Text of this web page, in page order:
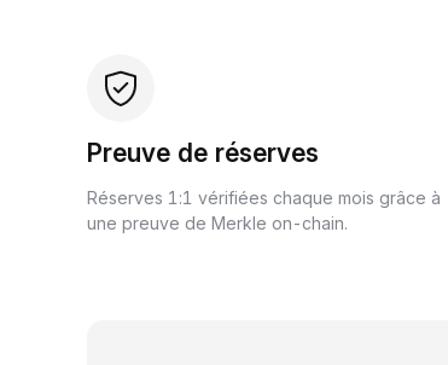
Preuve de réserves
Réserves 1:1 vérifiées chaque mois grâce à
une preuve de Merkle on-chain.